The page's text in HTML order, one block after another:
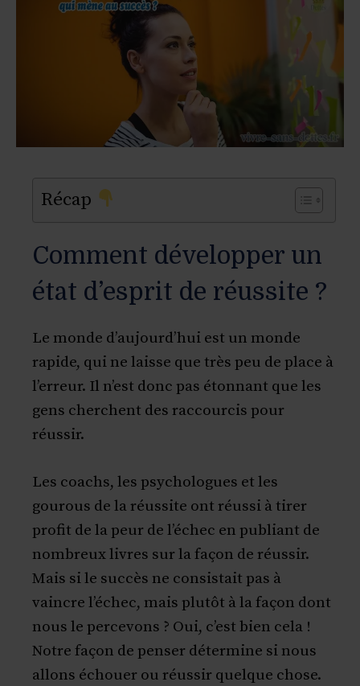
Récap
Comment développer un
état d’esprit de réussite ?
Le monde d’aujourd’hui est un monde
rapide, qui ne laisse que très peu de place à
l’erreur. Il n’est donc pas étonnant que les
gens cherchent des raccourcis pour
réussir.
Les coachs, les psychologues et les
gourous de la réussite ont réussi à tirer
profit de la peur de l’échec en publiant de
nombreux livres sur la façon de réussir.
Mais si le succès ne consistait pas à
vaincre l’échec, mais plutôt à la façon dont
nous le percevons ? Oui, c’est bien cela !
Notre façon de penser détermine si nous
allons échouer ou réussir quelque chose.